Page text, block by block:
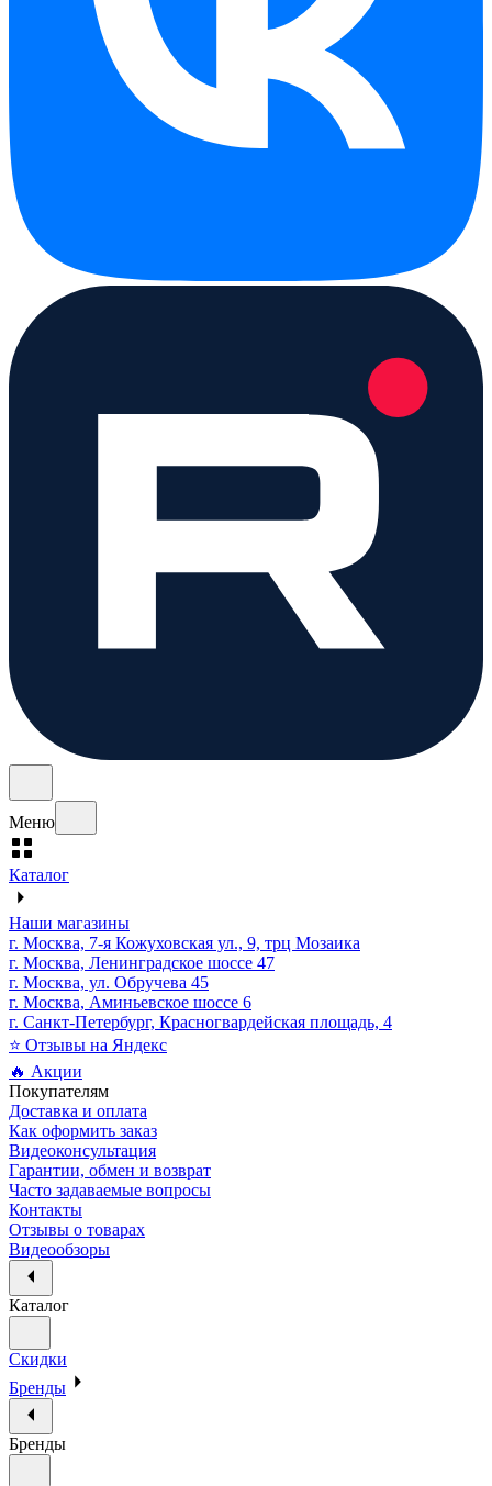
Меню
Каталог
Наши магазины
г. Москва, 7-я Кожуховская ул., 9, трц Мозаика
г. Москва, Ленинградское шоссе 47
г. Москва, ул. Обручева 45
г. Москва, Аминьевское шоссе 6
г. Санкт-Петербург, Красногвардейская площадь, 4
⭐ Отзывы на Яндекс
🔥 Акции
Покупателям
Доставка и оплата
Как оформить заказ
Видеоконсультация
Гарантии, обмен и возврат
Часто задаваемые вопросы
Контакты
Отзывы о товарах
Видеообзоры
Каталог
Скидки
Бренды
Бренды